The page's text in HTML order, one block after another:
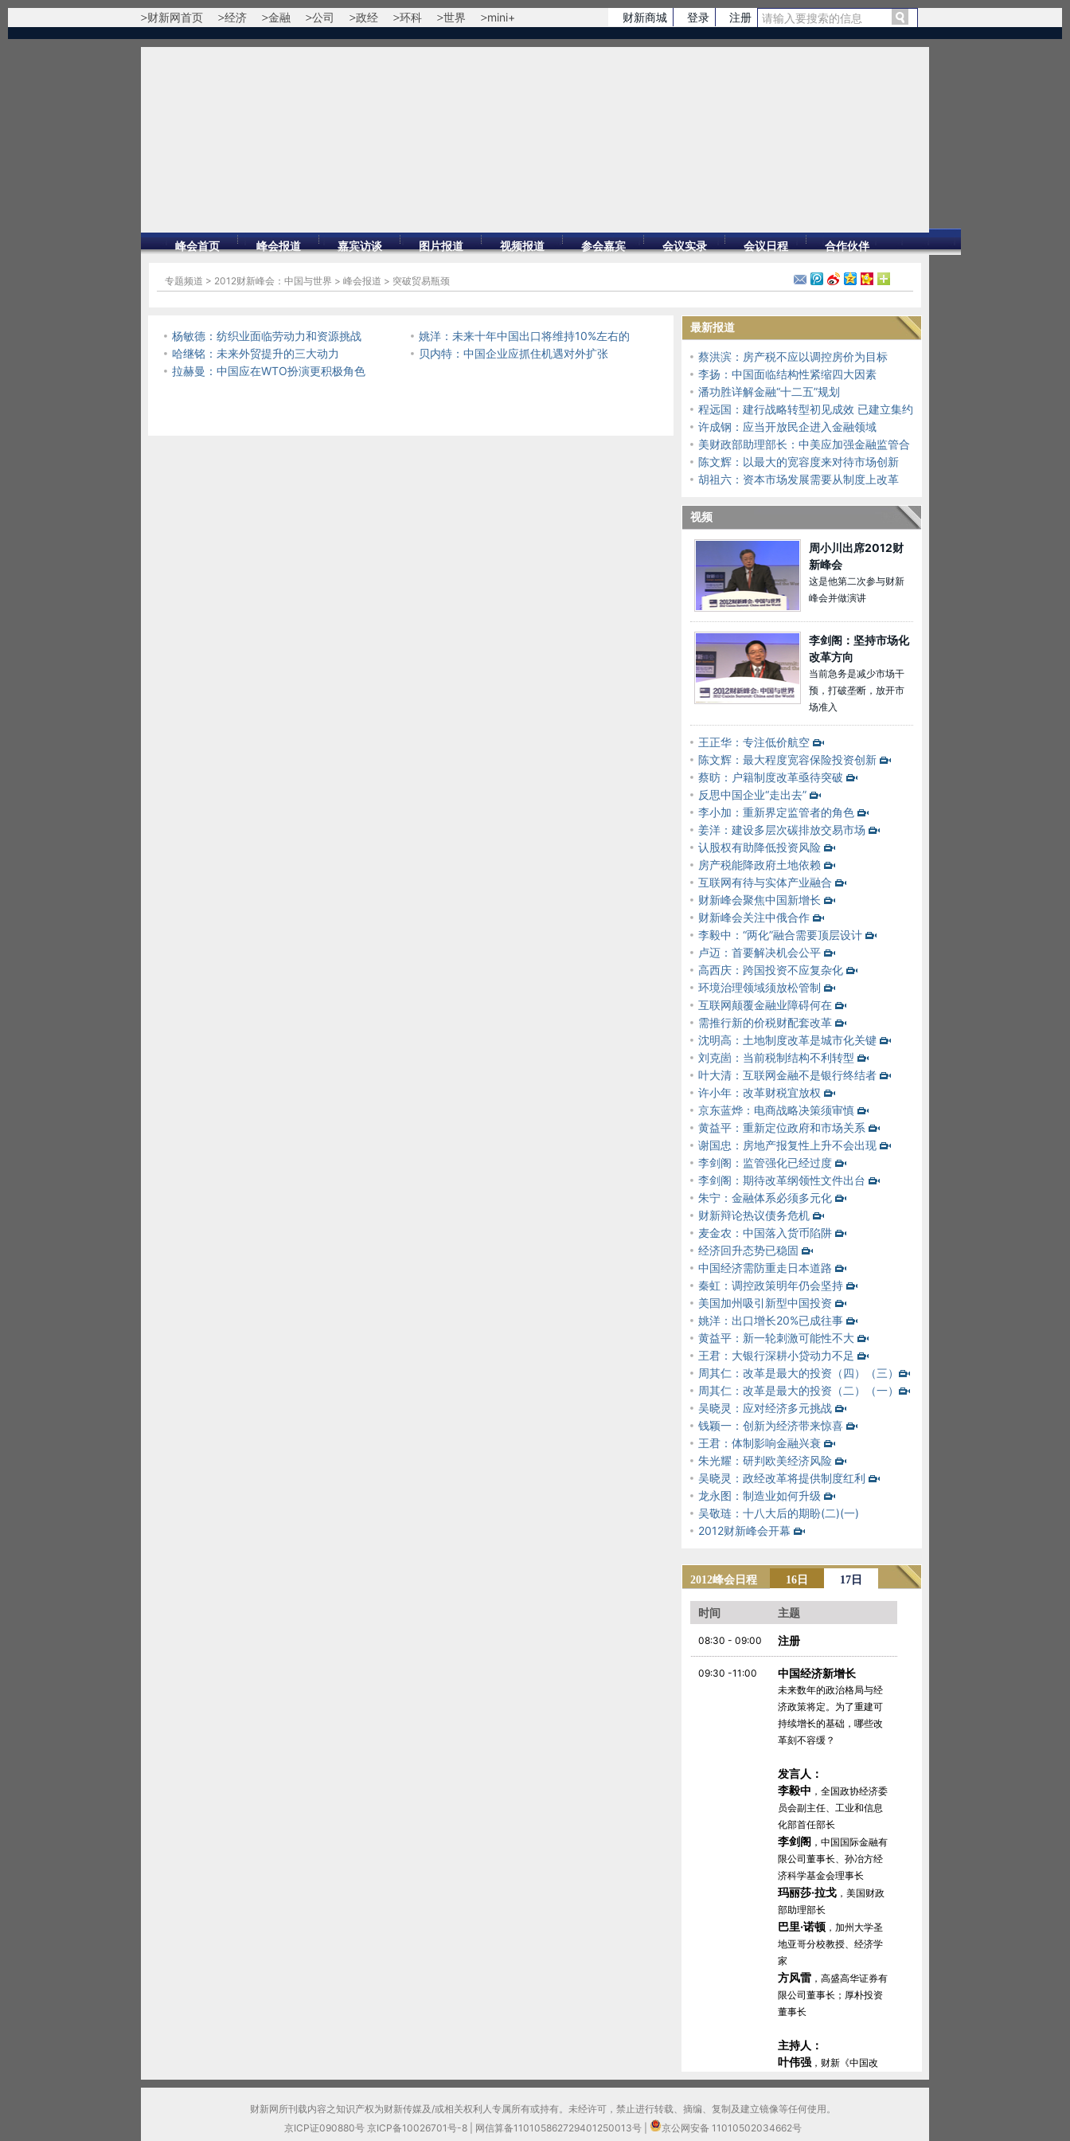
财新商城 登录 注册
财新网首页 经济 金融 公司 政经 环科 世界 mini+
峰会首页 峰会报道 嘉宾访谈 图片报道 视频报道 参会嘉宾 会议实录 会议日程 合作伙伴
专题频道 > 2012财新峰会：中国与世界 > 峰会报道 > 突破贸易瓶颈
杨敏德：纺织业面临劳动力和资源挑战
姚洋：未来十年中国出口将维持10%左右的
增速
哈继铭：未来外贸提升的三大动力
贝内特：中国企业应抓住机遇对外扩张
拉赫曼：中国应在WTO扮演更积极角色
最新报道
蔡洪滨：房产税不应以调控房价为目标
李扬：中国面临结构性紧缩四大因素
潘功胜详解金融“十二五”规划
程远国：建行战略转型初见成效 已建立集约
化平台
许成钢：应当开放民企进入金融领域
美财政部助理部长：中美应加强金融监管合
作
陈文辉：以最大的宽容度来对待市场创新
胡祖六：资本市场发展需要从制度上改革
视频
周小川出席2012财
新峰会
这是他第二次参与财新
峰会并做演讲
李剑阁：坚持市场化
改革方向
当前急务是减少市场干
预，打破垄断，放开市
场准入
王正华：专注低价航空
陈文辉：最大程度宽容保险投资创新
蔡昉：户籍制度改革亟待突破
反思中国企业“走出去”
李小加：重新界定监管者的角色
姜洋：建设多层次碳排放交易市场
认股权有助降低投资风险
房产税能降政府土地依赖
互联网有待与实体产业融合
财新峰会聚焦中国新增长
财新峰会关注中俄合作
李毅中：“两化”融合需要顶层设计
卢迈：首要解决机会公平
高西庆：跨国投资不应复杂化
环境治理领域须放松管制
互联网颠覆金融业障碍何在
需推行新的价税财配套改革
沈明高：土地制度改革是城市化关键
刘克崮：当前税制结构不利转型
叶大清：互联网金融不是银行终结者
许小年：改革财税宜放权
京东蓝烨：电商战略决策须审慎
黄益平：重新定位政府和市场关系
谢国忠：房地产报复性上升不会出现
李剑阁：监管强化已经过度
李剑阁：期待改革纲领性文件出台
朱宁：金融体系必须多元化
财新辩论热议债务危机
麦金农：中国落入货币陷阱
经济回升态势已稳固
中国经济需防重走日本道路
秦虹：调控政策明年仍会坚持
美国加州吸引新型中国投资
姚洋：出口增长20%已成往事
黄益平：新一轮刺激可能性不大
王君：大银行深耕小贷动力不足
周其仁：改革是最大的投资（四）
（三）
周其仁：改革是最大的投资（二）
（一）
吴晓灵：应对经济多元挑战
钱颖一：创新为经济带来惊喜
王君：体制影响金融兴衰
朱光耀：研判欧美经济风险
吴晓灵：政经改革将提供制度红利
龙永图：制造业如何升级
吴敬琏：十八大后的期盼(二)(一)
2012财新峰会开幕
2012峰会日程 16日 17日
时间 主题
08:30 - 09:00 注册
09:30 -11:00 中国经济新增长
未来数年的政治格局与经
济政策将定。为了重建可
持续增长的基础，哪些改
革刻不容缓？
发言人：
李毅中 ，全国政协经济委
员会副主任、工业和信息
化部首任部长
李剑阁 ，中国国际金融有
限公司董事长、孙冶方经
济科学基金会理事长
玛丽莎·拉戈 ，美国财政
部助理部长
巴里·诺顿 ，加州大学圣
地亚哥分校教授、经济学
家
方风雷 ，高盛高华证券有
限公司董事长；厚朴投资
董事长
主持人：
叶伟强 ，财新《中国改
革》副总编辑、财新传媒
财新网所刊载内容之知识产权为财新传媒及/或相关权利人专属所有或持有。未经许可，禁止进行转载、摘编、复制及建立镜像等任何使用。
京ICP证090880号 京ICP备10026701号-8 网信算备110105862729401250013号 京公网安备 11010502034662号